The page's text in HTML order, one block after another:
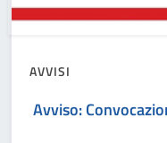
AVVISI
Avviso: